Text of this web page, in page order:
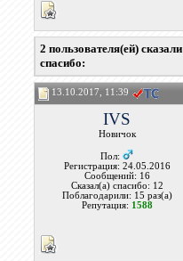
2 пользователя(ей) сказали
cпасибо:
13.10.2017, 11:39
IVS
Новичок
Пол:
Регистрация: 24.05.2016
Сообщений: 16
Сказал(а) спасибо: 12
Поблагодарили: 15 раз(а)
Репутация: 1588